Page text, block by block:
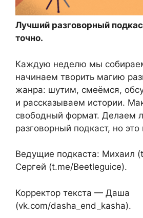
Лучший разговорный
точно.
Каждую неделю мы
начинаем творить магию
жанра: шутим, смеёмся,
и рассказываем истории.
свободный формат. Делаем
разговорный подкаст, но это
Ведущие подкаста: Михаил
Сергей (t.me/Beetleguice).
Корректор текста — Даша
(vk.com/dasha_end_kasha).